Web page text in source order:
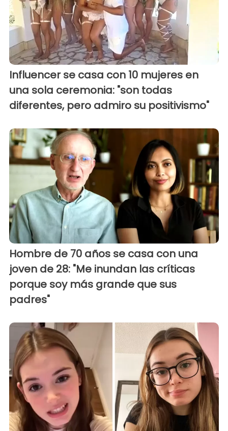
Influencer se casa con 10 mujeres en
una sola ceremonia: "son todas
diferentes, pero admiro su positivismo"
Hombre de 70 años se casa con una
joven de 28: "Me inundan las críticas
porque soy más grande que sus
padres"